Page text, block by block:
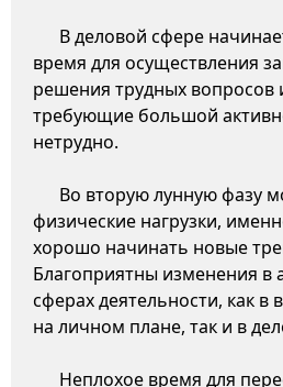
В деловой сфере
время для осуществления
решения трудных вопросов
требующие большой
нетрудно.
Во вторую лунную фазу
физические нагрузки,
хорошо начинать новые
Благоприятны изменения в
сферах деятельности, как
на личном плане, так и в
Неплохое время для